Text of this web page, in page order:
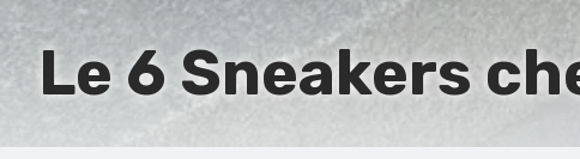
Le 6 Sneakers